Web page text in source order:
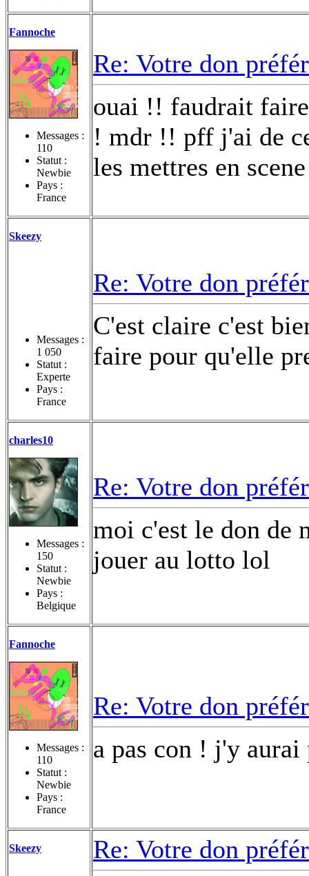
Fannoche
Messages :
110
Statut :
Newbie
Pays :
France
Re: Votre don
ouai !! faudrait
! mdr !! pff j'ai de
les mettres en
Skeezy
Messages :
1 050
Statut :
Experte
Pays :
France
Re: Votre don
C'est claire c'est
faire pour qu'elle
charles10
Messages :
150
Statut :
Newbie
Pays :
Belgique
Re: Votre don
moi c'est le don de
jouer au lotto lol
Fannoche
Messages :
110
Statut :
Newbie
Pays :
France
Re: Votre don
a pas con ! j'y
Skeezy
Re: Votre don